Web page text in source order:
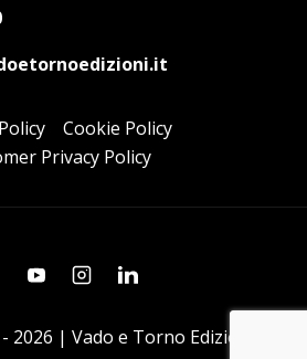
Cookie Policy
Privacy Policy
YoutubeInstagramLinkedin
2026 | Vado e Torno Edizioni |